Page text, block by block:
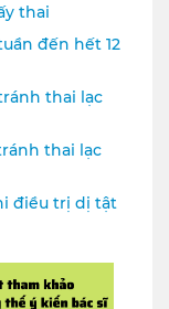
thai
đến hết 12
thai lạc
thai lạc
điều trị dị tật